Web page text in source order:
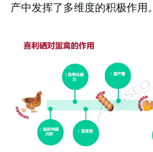
产中发挥了多维度的积极作用。